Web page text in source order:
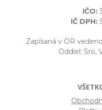
IČO:
IČ DPH:
Zapísaná v OR
Oddiel: Sro,